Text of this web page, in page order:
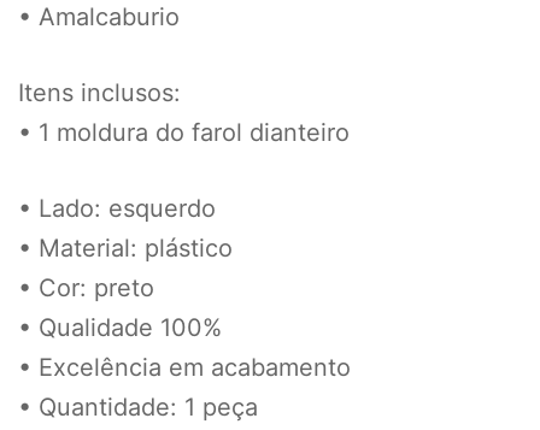
• Amalcaburio
Itens inclusos:
• 1 moldura do farol dianteiro
• Lado: esquerdo
• Material: plástico
• Cor: preto
• Qualidade 100%
• Excelência em acabamento
• Quantidade: 1 peça